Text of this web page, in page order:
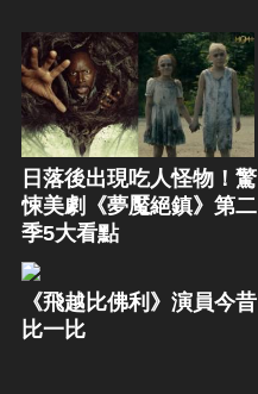
日落後出現吃人怪物！驚
悚美劇《夢魘絕鎮》第二
季5大看點
《飛越比佛利》演員今昔
比一比